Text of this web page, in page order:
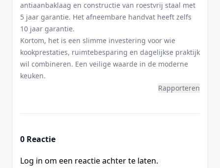
antiaanbaklaag en constructie van roestvrij staal met
5 jaar garantie. Het afneembare handvat heeft zelfs
10 jaar garantie.
Kortom, het is een slimme investering voor wie
kookprestaties, ruimtebesparing en dagelijkse praktijk
wil combineren. Een veilige waarde in de moderne
keuken.
Rapporteren
0 Reactie
Log in om een reactie achter te laten.